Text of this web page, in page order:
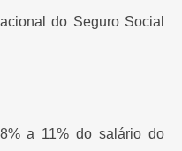
do Seguro Social
a 11% do salário do